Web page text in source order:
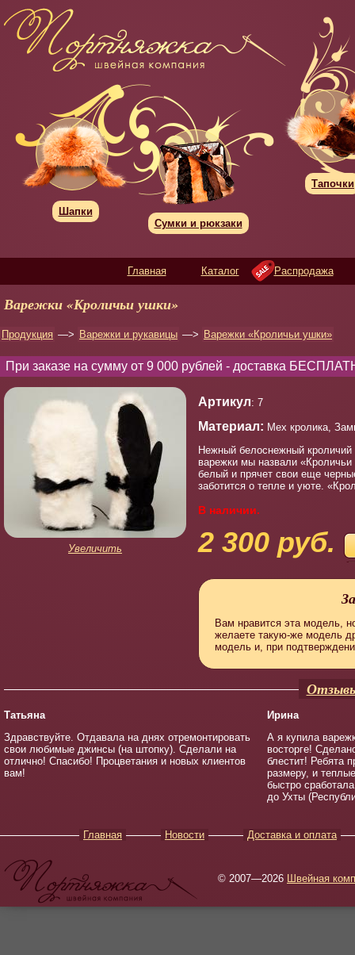
Шапки
Сумки и рюкзаки
Тапочки
Главная Каталог Распродажа
Варежки «Кроличьи ушки»
Продукция —> Варежки и рукавицы —> Варежки «Кроличьи ушки»
При заказе на сумму от 9 000 рублей - доставка
Увеличить
Артикул: 7
Материал: Мех кролика,
Нежный белоснежный кроличий
варежки мы назвали
белый и прячет свои еще
заботится о тепле и уюте.
В наличии.
2 300 руб.
Вам нравится эта модель,
желаете такую-же модель
модель и, при
Татьяна
Здравствуйте. Отдавала на днях отремонтировать
свои любимые джинсы (на штопку). Сделали на
отлично! Спасибо! Процветания и новых клиентов
вам!
Ирина
А я купила
восторге!
блестит! Ребята
размеру, и
быстро
до Ухты
Главная Новости Доставка и оплата
© 2007—2026 Швейная